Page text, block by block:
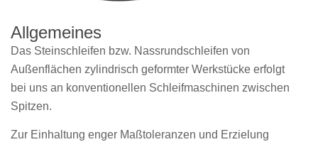
Allgemeines
Das Steinschleifen bzw. Nassrundschleifen von
Außenflächen zylindrisch geformter Werkstücke erfolgt
bei uns an konventionellen Schleifmaschinen zwischen
Spitzen.
Zur Einhaltung enger Maßtoleranzen und Erzielung